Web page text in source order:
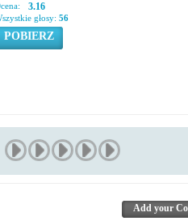
3.16
głosy: 56
POBIERZ
Add your